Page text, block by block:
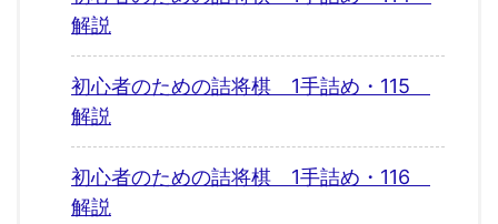
解説
初心者のための詰将棋 1手詰め・115
解説
初心者のための詰将棋 1手詰め・116
解説